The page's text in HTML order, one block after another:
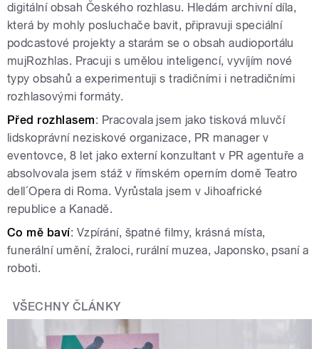
digitální obsah Českého rozhlasu. Hledám archivní díla,
která by mohly posluchače bavit, připravuji speciální
podcastové projekty a starám se o obsah audioportálu
mujRozhlas. Pracuji s umělou inteligencí, vyvíjím nové
typy obsahů a experimentuji s tradičními i netradičními
rozhlasovými formáty.
Před rozhlasem: Pracovala jsem jako tisková mluvčí
lidskoprávní neziskové organizace, PR manager v
eventovce, 8 let jako externí konzultant v PR agentuře a
absolvovala jsem stáž v římském operním domě Teatro
dell´Opera di Roma. Vyrůstala jsem v Jihoafrické
republice a Kanadě.
Co mě baví: Vzpírání, špatné filmy, krásná místa,
funerální umění, žraloci, rurální muzea, Japonsko, psaní a
roboti.
VŠECHNY ČLÁNKY